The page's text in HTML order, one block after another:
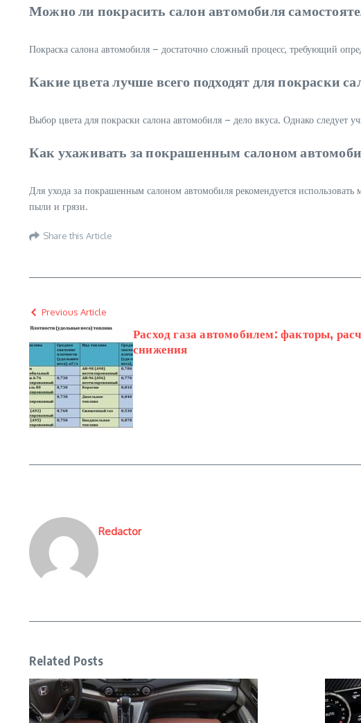
Можно ли покрасить салон автомобиля
Покраска салона автомобиля – достаточно сложный процесс, требующий
Какие цвета лучше всего подходят для покраски
Выбор цвета для покраски салона автомобиля – дело вкуса. Однако следует
Как ухаживать за покрашенным салоном
Для ухода за покрашенным салоном автомобиля рекомендуется
пыли и грязи.
Share this Article
Previous Article
Расход газа автомобилем: факторы,
снижения
Redactor
Related Posts